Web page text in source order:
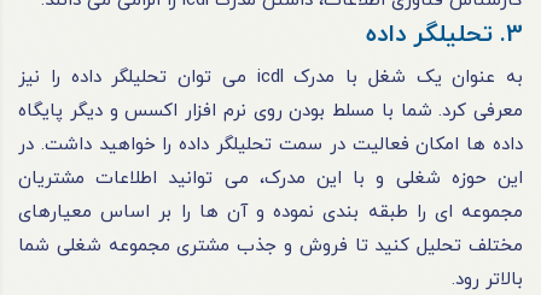
3. تحلیلگر داده
به عنوان یک شغل با مدرک icdl می توان تحلیلگر داده را نیز
معرفی کرد. شما با مسلط بودن روی نرم افزار اکسس و دیگر پایگاه
داده ها امکان فعالیت در سمت تحلیلگر داده را خواهید داشت. در
این حوزه شغلی و با این مدرک، می توانید اطلاعات مشتریان
مجموعه ای را طبقه بندی نموده و آن ها را بر اساس معیارهای
مختلف تحلیل کنید تا فروش و جذب مشتری مجموعه شغلی شما
بالاتر رود.